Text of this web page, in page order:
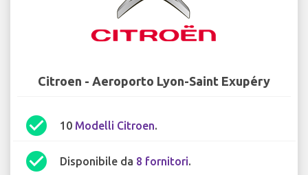
Citroen - Aeroporto Lyon-Saint Exupéry
check_circle 10 Modelli Citroen.
check_circle Disponibile da 8 fornitori.